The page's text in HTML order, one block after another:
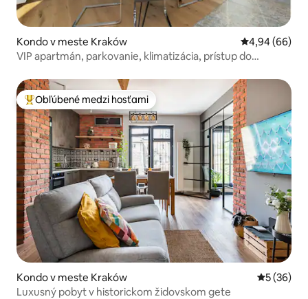
Kondo v meste Kraków Priemerné
4,94 (66)
VIP apartmán, parkovanie, klimatizácia, prístup do
Najobľúbenejšie medzi hosťami
Obľúbené medzi hosťami
Kondo v meste Kraków
5 (36)
Luxusný pobyt v historickom židovskom gete